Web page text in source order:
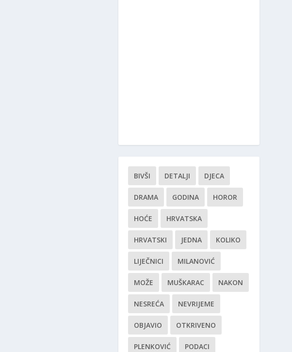
BIVŠI DETALJI DJECA
DRAMA GODINA HOROR
HOĆE HRVATSKA
HRVATSKI JEDNA KOLIKO
LIJEČNICI MILANOVIĆ
MOŽE MUŠKARAC NAKON
NESREĆA NEVRIJEME
OBJAVIO OTKRIVENO
PLENKOVIĆ PODACI